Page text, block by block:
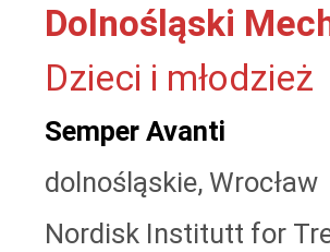
Dolnośląski
Dzieci i młodzież
Semper Avanti
dolnośląskie, Wrocław
Nordisk Institutt for